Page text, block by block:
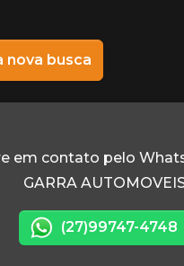
nova busca
em contato pelo
GARRA
(27)99747-4748